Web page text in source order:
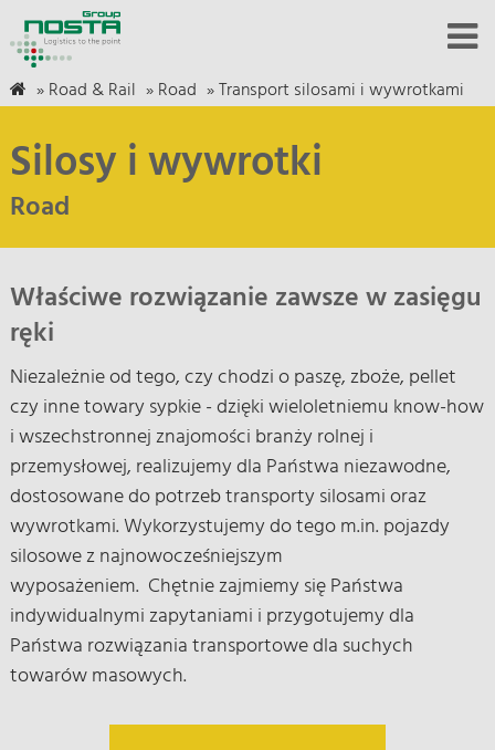
»Road & Rail »Road »Transport silosami i wywrotkami
Silosy i wywrotki
Road
Właściwe rozwiązanie zawsze w zasięgu
ręki
Niezależnie od tego, czy chodzi o paszę, zboże, pellet
czy inne towary sypkie - dzięki wieloletniemu know-how
i wszechstronnej znajomości branży rolnej i
przemysłowej, realizujemy dla Państwa niezawodne,
dostosowane do potrzeb transporty silosami oraz
wywrotkami. Wykorzystujemy do tego m.in. pojazdy
silosowe z najnowocześniejszym
wyposażeniem. Chętnie zajmiemy się Państwa
indywidualnymi zapytaniami i przygotujemy dla
Państwa rozwiązania transportowe dla suchych
towarów masowych.